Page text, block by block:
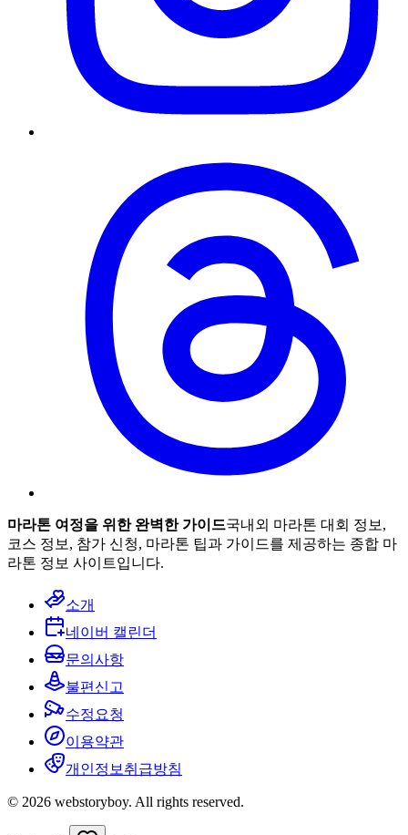
마라톤 여정을 위한 완벽한 가이드국내외 마라톤 대회 정보,
코스 정보, 참가 신청, 마라톤 팁과 가이드를 제공하는 종합 마
라톤 정보 사이트입니다.
소개
네이버 캘린더
문의사항
불편신고
수정요청
이용약관
개인정보취급방침
© 2026 webstoryboy. All rights reserved.